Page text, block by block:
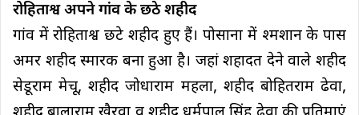
रोहिताश्व अपने गांव के छठे शहीद
गांव में रोहिताश्व छटे शहीद हुए हैं। पोसाना में श्मशान के पास
अमर शहीद स्मारक बना हुआ है। जहां शहादत देने वाले शहीद
सेडूराम मेचू, शहीद जोधाराम महला, शहीद बोहितराम ढेवा,